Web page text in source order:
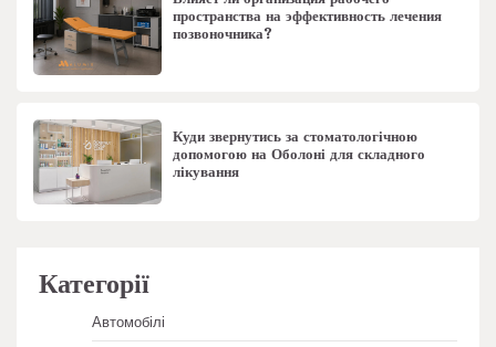
пространства на эффективность лечения
позвоночника?
Куди звернутись за стоматологічною
допомогою на Оболоні для складного
лікування
Категорії
Автомобілі